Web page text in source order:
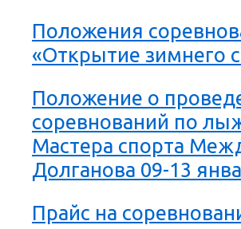
Положения
«Открытие зимнего
Положение о
соревнований по
Мастера спорта
Долганова 09-13
Прайс на